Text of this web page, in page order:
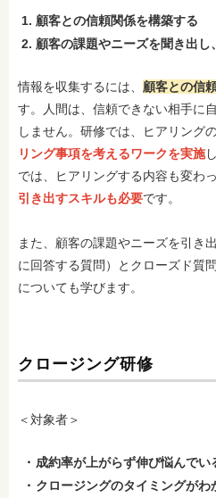
顧客との信頼関係を構築する
顧客の課題やニーズを聞き出し
情報を収集するには、 顧客との信
す。人間は、信頼できない相手に
しません。研修では、ヒアリング
リング事項を考えるワークを実施
では、ヒアリングする内容も変わ
引き出すスキルも必要です。
また、顧客の課題やニーズを引き
に回答する質問）とクローズド質
についても学びます。
クロージング研修
＜対象者＞
成約率が上がらず伸び悩んでい
クロージングのタイミングがわ